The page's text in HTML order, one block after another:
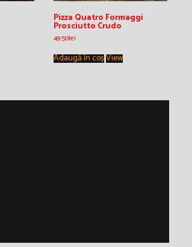
Pizza Quatro Formaggi
Prosciutto Crudo
49.50lei
Adaugă în coșView